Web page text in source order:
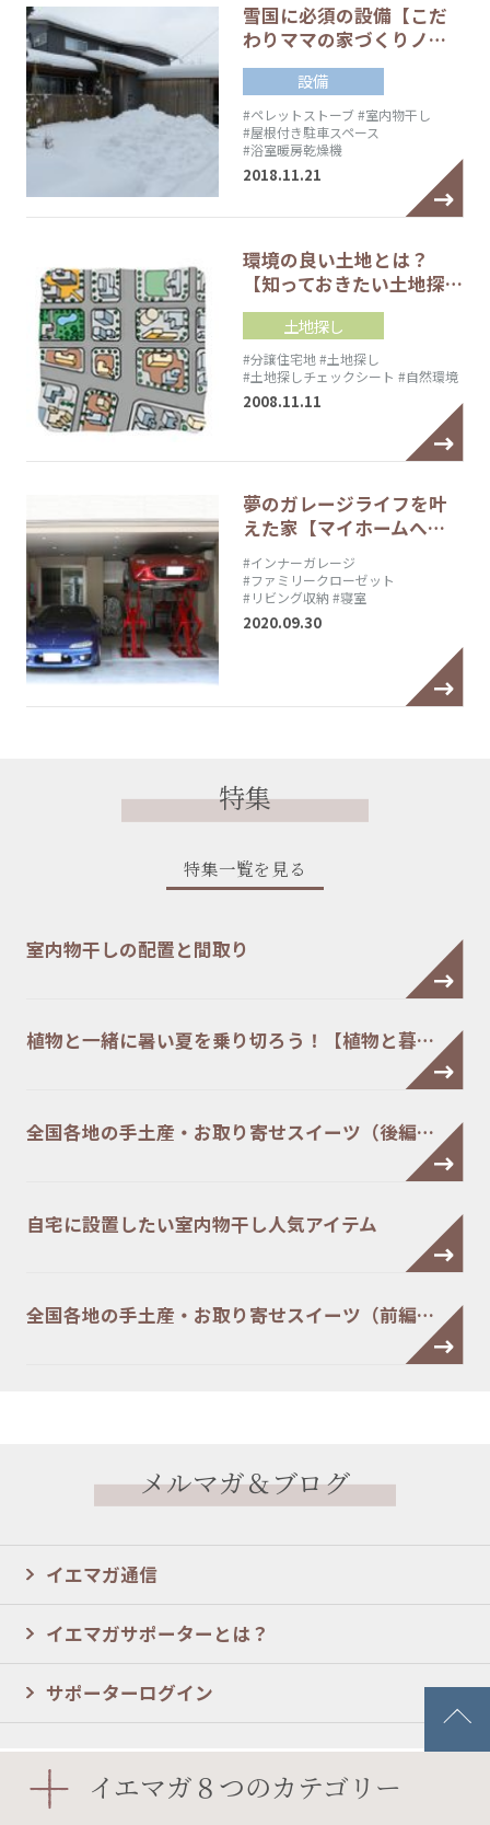
雪国に必須の設備【こだ
わりママの家づくりノ…
設備
#ペレットストーブ#室内物干し
#屋根付き駐車スペース
#浴室暖房乾燥機
2018.11.21
環境の良い土地とは？
【知っておきたい土地探…
土地探し
#分譲住宅地#土地探し
#土地探しチェックシート #自然環境
2008.11.11
夢のガレージライフを叶
えた家【マイホームへ…
#インナーガレージ
#ファミリークローゼット
#リビング収納 #寝室
2020.09.30
特集
特集一覧を見る
室内物干しの配置と間取り
植物と一緒に暑い夏を乗り切ろう！【植物と暮…
全国各地の手土産・お取り寄せスイーツ（後編…
自宅に設置したい室内物干し人気アイテム
全国各地の手土産・お取り寄せスイーツ（前編…
メルマガ＆ブログ
イエマガ通信
イエマガサポーターとは？
サポーターログイン
イエマガ８つのカテゴリー